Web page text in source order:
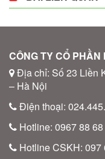
CÔNG TY CỔ
Địa chỉ: Số 23 Liền
– Hà Nội
Điện thoại:
Hotline: 0967 88
Hotline CSKH: 097